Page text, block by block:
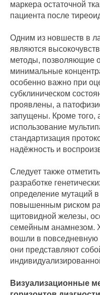
маркера остаточной
пациента после
Одним из новшеств в
являются
методы, позволяющие
минимальные
особенно важно при
субклиническом
проявлены, а
запущены. Кроме того,
использование
стандартизация
надёжность и
Следует также
разработке
определение мутаций
повышенным риском
щитовидной железы,
семейным анамнезом.
вошли в повседневную
они представляют
Визуализационные